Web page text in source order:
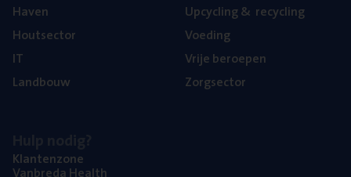
Haven
Hout­sec­tor
IT
Land­bouw
Upcy­cling& recycling
Voe­ding
Vrije beroe­pen
Zorg­sec­tor
Klan­ten­zo­ne
Van­b­re­da Health